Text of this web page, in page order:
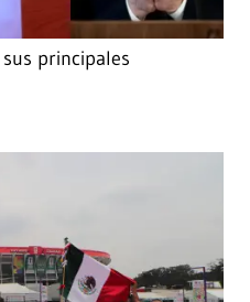
principales